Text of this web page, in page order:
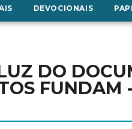
DEVOCIONAIS
DO
FUNDAM -